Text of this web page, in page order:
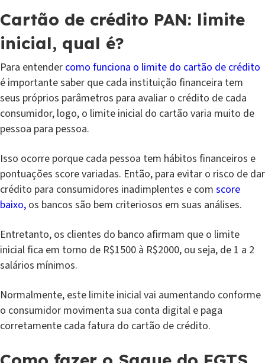
Cartão de crédito PAN: limite
inicial, qual é?
Para entender como funciona o limite do cartão de crédito
é importante saber que cada instituição financeira tem
seus próprios parâmetros para avaliar o crédito de cada
consumidor, logo, o limite inicial do cartão varia muito de
pessoa para pessoa.
Isso ocorre porque cada pessoa tem hábitos financeiros e
pontuações score variadas. Então, para evitar o risco de dar
crédito para consumidores inadimplentes e com score
baixo, os bancos são bem criteriosos em suas análises.
Entretanto, os clientes do banco afirmam que o limite
inicial fica em torno de R$1500 à R$2000, ou seja, de 1 a 2
salários mínimos.
Normalmente, este limite inicial vai aumentando conforme
o consumidor movimenta sua conta digital e paga
corretamente cada fatura do cartão de crédito.